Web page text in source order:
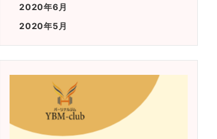
2020年6月
2020年5月